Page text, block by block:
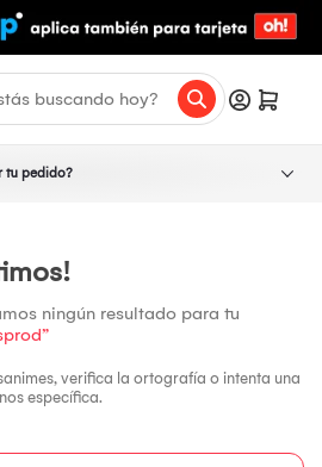
tu pedido?
ningún resultado para tu
verifica la ortografía o intenta una
específica.